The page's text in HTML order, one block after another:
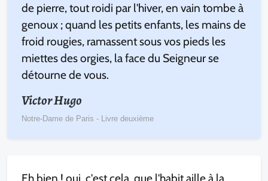
de pierre, tout roidi par l'hiver, en vain tombe à
genoux ; quand les petits enfants, les mains de
froid rougies, ramassent sous vos pieds les
miettes des orgies, la face du Seigneur se
détourne de vous.
Victor Hugo
Notre-Dame de Paris - Livre deuxième
Eh bien ! oui, c'est cela, que l'habit aille à la